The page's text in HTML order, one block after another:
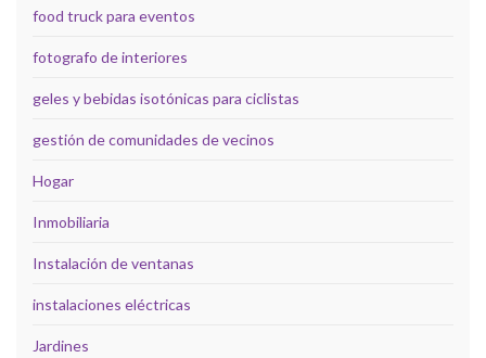
food truck para eventos
fotografo de interiores
geles y bebidas isotónicas para ciclistas
gestión de comunidades de vecinos
Hogar
Inmobiliaria
Instalación de ventanas
instalaciones eléctricas
Jardines